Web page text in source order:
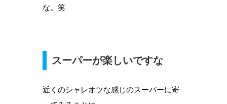
な。笑
スーパーが楽しいですな
近くのシャレオツな感じのスーパーに寄